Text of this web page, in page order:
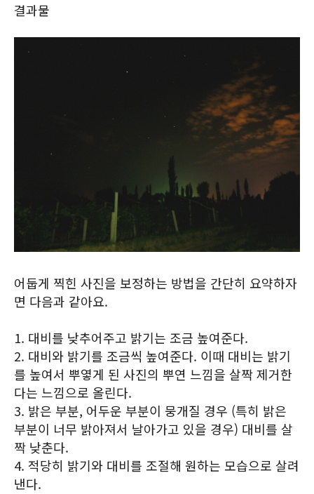
결과물
어둡게 찍힌 사진을 보정하는 방법을 간단히 요약하자
면 다음과 같아요.
1. 대비를 낮추어주고 밝기는 조금 높여준다.
2. 대비와 밝기를 조금씩 높여준다. 이때 대비는 밝기
를 높여서 뿌옇게 된 사진의 뿌연 느낌을 살짝 제거한
다는 느낌으로 올린다.
3. 밝은 부분, 어두운 부분이 뭉개질 경우 (특히 밝은
부분이 너무 밝아져서 날아가고 있을 경우) 대비를 살
짝 낮춘다.
4. 적당히 밝기와 대비를 조절해 원하는 모습으로 살려
낸다.